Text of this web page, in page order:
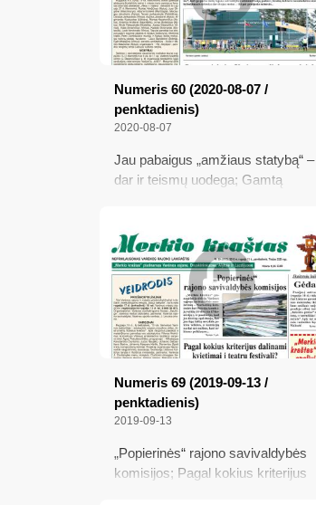
Numeris 60 (2020-08-07 /
penktadienis)
2020-08-07
Jau pabaigus „amžiaus statybą“ –
dar ir teismų uodega; Gamtą
pareigų; Į interesų konfliktą pateko
du tarybos nariai; Kelia liūdesį ir
kartėlį; Šį mėnesį pensininkus
pasieks ir vienkartinës išmokos
Numeris 69 (2019-09-13 /
penktadienis)
2019-09-13
„Popierinės“ rajono savivaldybės
komisijos; Pagal kokius kriterijus